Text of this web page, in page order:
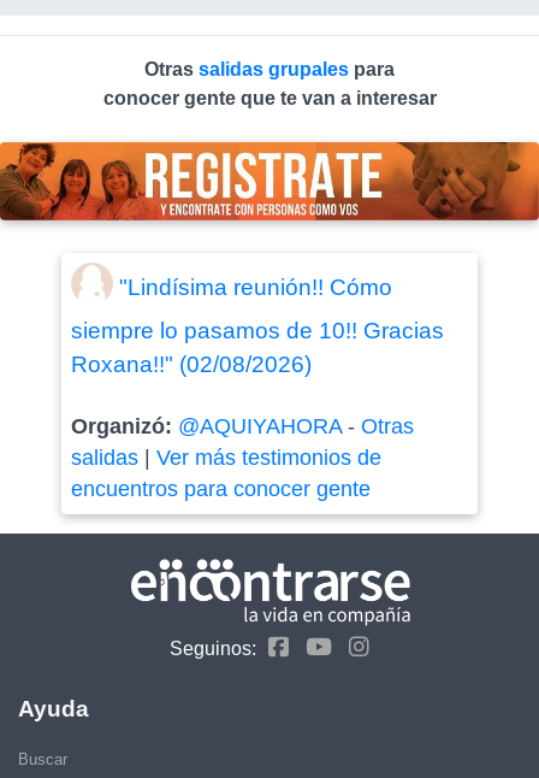
Otras salidas grupales para
conocer gente que te van a interesar
"Lindísima reunión!! Cómo
siempre lo pasamos de 10!! Gracias
Roxana!!" (02/08/2026)
Organizó: @AQUIYAHORA- Otras
salidas| Ver más testimonios de
encuentros para conocer gente
Seguinos:
Ayuda
Buscar